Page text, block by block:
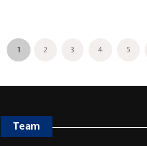
1 2 3 4 5
Team